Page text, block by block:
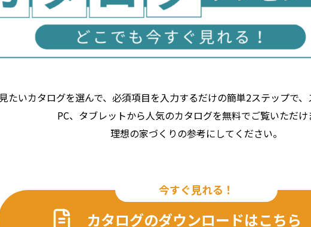
見たいカタログを選んで、必須項目を入力するだけの簡単2ステップで、
PC、タブレットから人気のカタログを無料でご覧いただけ
理想の家づくりの参考にしてください。
カタログのダウンロードはこちら